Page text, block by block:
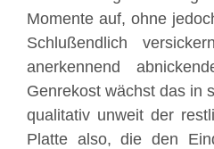
Momente auf, ohne
Schlußendlich
anerkennend
Genrekost wächst das in
qualitativ unweit der
Platte also, die den